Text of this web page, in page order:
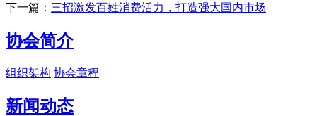
下一篇： 三招激发百姓消费活力，打造强大国内市场
协会简介
组织架构 协会章程
新闻动态